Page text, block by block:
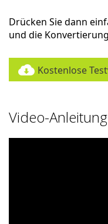
Drücken Sie dann
und die
Kostenlose
Video-Anleitung